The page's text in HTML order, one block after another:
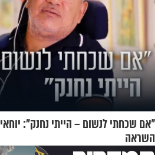
"אם שכחתי לנשום – הייתי נחנק": יוחאי
השראה